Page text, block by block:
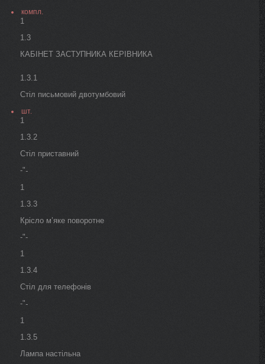
компл.
1
1.3
КАБІНЕТ ЗАСТУПНИКА КЕРІВНИКА
1.3.1
Стіл письмовий двотумбовий
шт.
1
1.3.2
Стіл приставний
-"-
1
1.3.3
Крісло м’яке поворотне
-"-
1
1.3.4
Стіл для телефонів
-"-
1
1.3.5
Лампа настільна